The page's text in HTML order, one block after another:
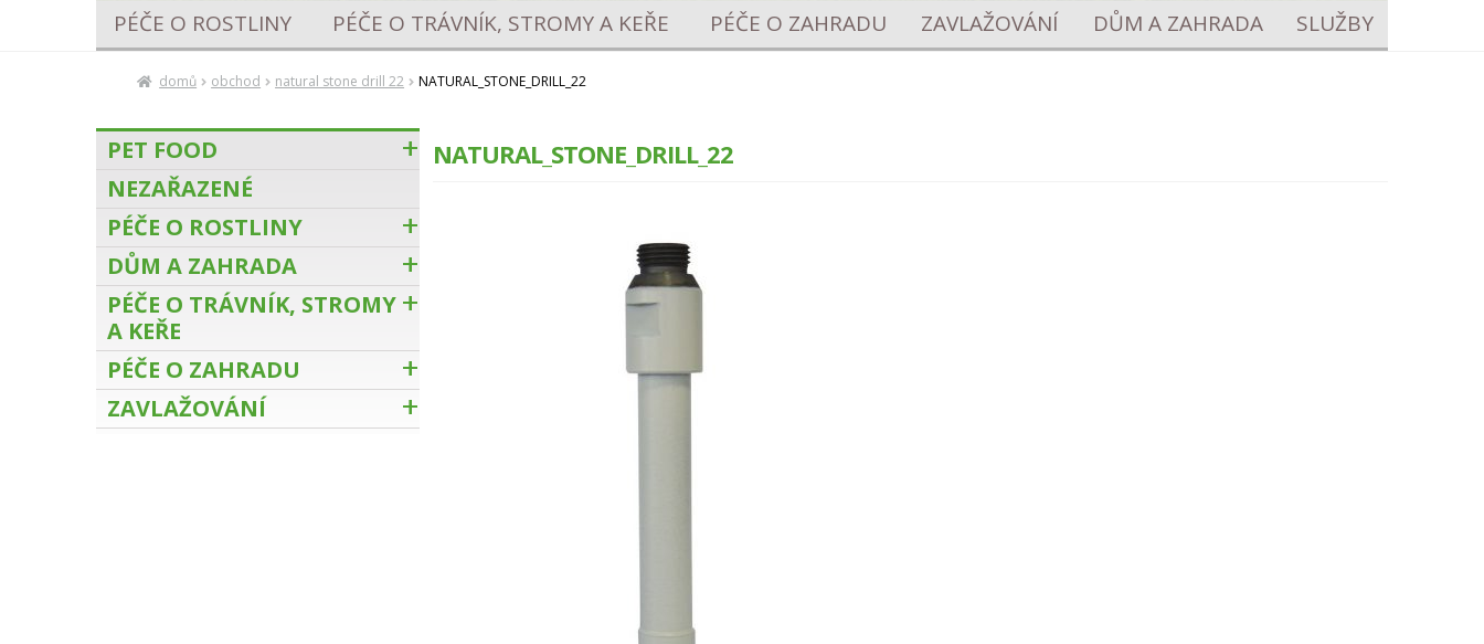
PÉČE O ROSTLINY PÉČE O TRÁVNÍK, STROMY A KEŘE PÉČE O ZAHRADU ZAVLAŽOVÁNÍ DŮM A ZAHRADA SLUŽBY
domů obchod natural stone drill 22 NATURAL_STONE_DRILL_22
NATURAL_STONE_DRILL_22
PET FOOD
NEZAŘAZENÉ
PÉČE O ROSTLINY
DŮM A ZAHRADA
PÉČE O TRÁVNÍK, STROMY
A KEŘE
PÉČE O ZAHRADU
ZAVLAŽOVÁNÍ